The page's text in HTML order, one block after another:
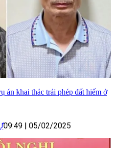
án khai thác trái phép đất hiếm ở
09:49 | 05/02/2025